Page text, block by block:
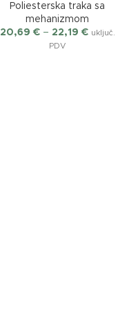
Poliesterska traka sa
mehanizmom
20,69 € – 22,19 € uključ.
PDV